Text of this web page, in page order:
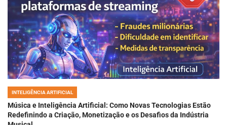
POSTED
IN
Música e Inteligência Artificial: Como Novas Tecnologias Estão
Redefinindo a Criação, Monetização e os Desafios da Indústria
Musical